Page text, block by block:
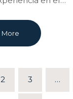
More
PAGE
2 PAGE
3 …